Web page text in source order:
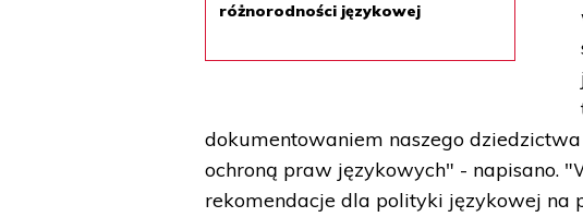
różnorodności językowej
dokumentowaniem naszego
ochroną praw językowych" - napisano.
rekomendacje dla polityki językowej na